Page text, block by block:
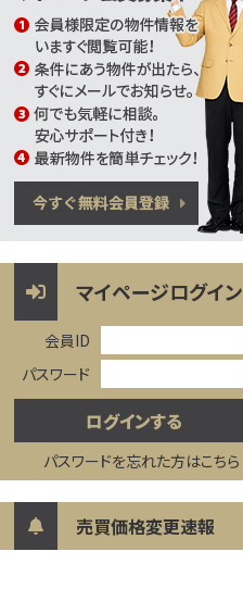
マイページログイン
会員ID
パスワード
パスワードを忘れた方はこちら
売買価格変更速報